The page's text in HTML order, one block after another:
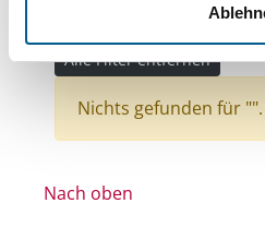
Themen: Denkmalschutz
Alle Filter entfernen
Nichts gefunden für "".
Nach oben